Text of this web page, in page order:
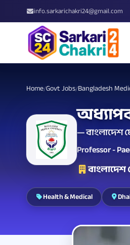
info.sarkarichakri24@gmail.com
Home/Govt Jobs/Bangladesh
— বাংলাদেশ
Professor -
বাংলাদেশ
Health & Medical